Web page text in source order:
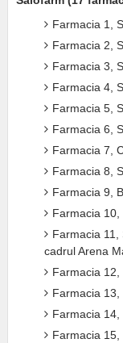
Farmacia 1,
Farmacia 2,
Farmacia 3,
Farmacia 4,
Farmacia 5,
Farmacia 6,
Farmacia 7,
Farmacia 8,
Farmacia 9,
Farmacia 10,
Farmacia 11,
cadrul Arena
Farmacia 12,
Farmacia 13,
Farmacia 14,
Farmacia 15,